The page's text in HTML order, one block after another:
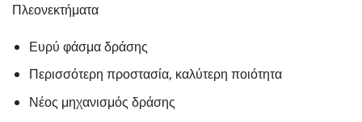
Πλεονεκτήματα
Ευρύ φάσμα δράσης
Περισσότερη προστασία, καλύτερη ποιότητα
Νέος μηχανισμός δράσης